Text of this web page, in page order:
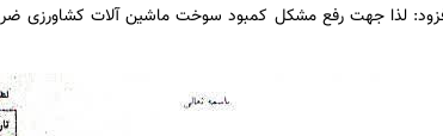
افزود: لذا جهت رفع مشکل کمبود سوخت ماشین آلات کشاورزی